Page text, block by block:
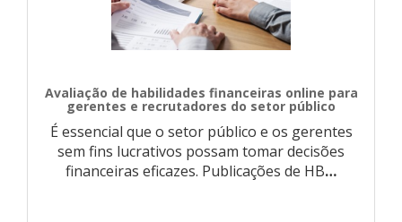
Avaliação de habilidades financeiras online para
gerentes e recrutadores do setor público
É essencial que o setor público e os gerentes
sem fins lucrativos possam tomar decisões
financeiras eficazes. Publicações de HB…